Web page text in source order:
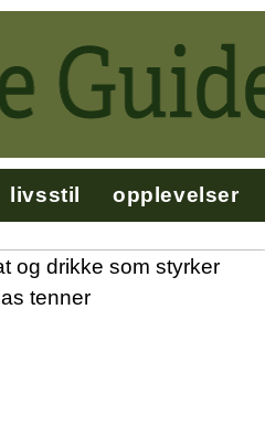
livsstil opplevelser